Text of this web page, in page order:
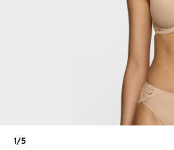
1/5